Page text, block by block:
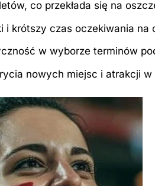
co przekłada się na
i krótszy czas oczekiwania na
w wyborze terminów
nowych miejsc i atrakcji w